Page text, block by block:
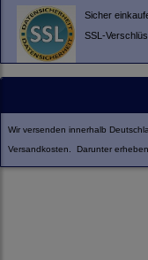
Sicher
SSL-
Wir versenden innerhalb
Versandkosten. Darunter